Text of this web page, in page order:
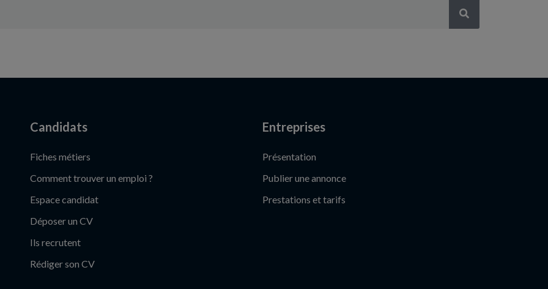
Candidats
Fiches métiers
Comment trouver un emploi ?
Espace candidat
Déposer un CV
Ils recrutent
Rédiger son CV
Entreprises
Présentation
Publier une annonce
Prestations et tarifs